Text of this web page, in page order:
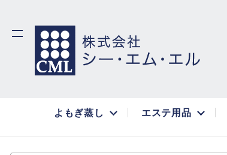
よもぎ蒸し エステ用品